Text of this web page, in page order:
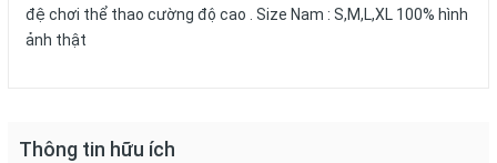
đệ chơi thể thao cường độ cao . Size Nam : S,M,L,XL 100% hình
ảnh thật
Thông tin hữu ích